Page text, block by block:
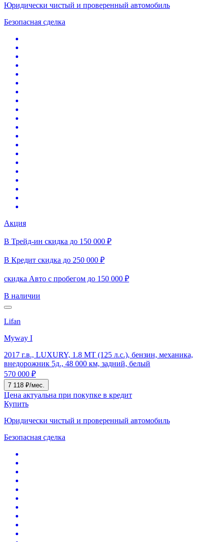
Юридически чистый и проверенный автомобиль
Безопасная сделка
Акция
В Трейд-ин скидка до 150 000 ₽
В Кредит скидка до 250 000 ₽
скидка Авто с пробегом до 150 000 ₽
В наличии
Lifan
Myway I
2017 г.в., LUXURY, 1.8 MT (125 л.с.), бензин, механика,
внедорожник 5д., 48 000 км, задний, белый
570 000 ₽
7 118 ₽/мес.
Цена актуальна при покупке в кредит
Купить
Юридически чистый и проверенный автомобиль
Безопасная сделка